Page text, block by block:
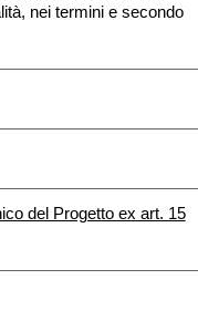
nei termini e secondo
del Progetto ex art. 15